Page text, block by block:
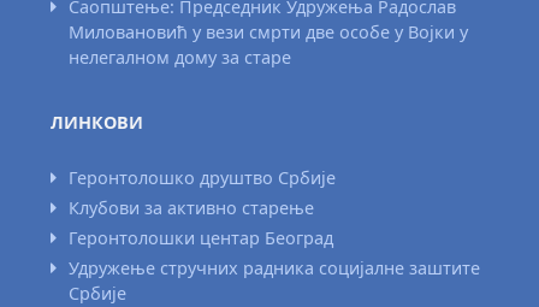
Саопштење: Председник Удружења Радослав
Миловановић у вези смрти две особе у Војки у
нелегалном дому за старе
ЛИНКОВИ
Геронтолошко друштво Србије
Клубови за активно старење
Геронтолошки центар Београд
Удружење стручних радника социјалне заштите
Србије